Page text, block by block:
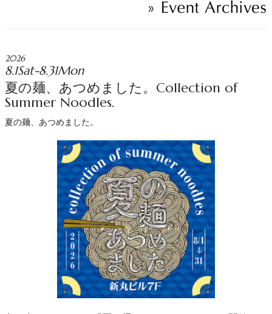
2026
8.1Sat-8.31Mon
夏の麺、あつめました。Collection of
Summer Noodles.
夏の麺、あつめました。